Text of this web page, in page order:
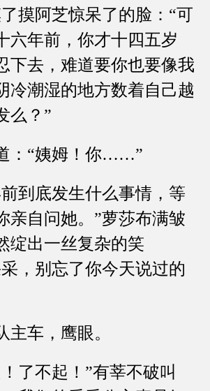
摸阿芝惊呆了的脸：“可
六年前，你才十四五岁
去，难道要你也要像我
冷潮湿的地方数着自己越
么？”
“姨姆！你……”
底发生什么事情，等
亲自问她。”萝莎布满皱
绽出一丝复杂的笑
，别忘了你今天说过的
车，鹰眼。
不起！”有莘不破叫